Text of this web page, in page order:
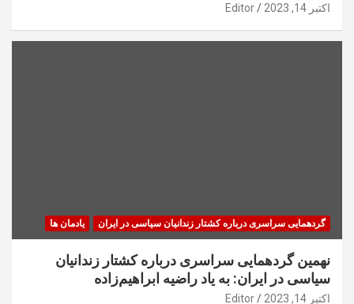
اکتبر 14, 2023 Editor
گردهمایی سراسری درباره کشتار زندانیان سیاسی در ایران یادمان ها
نهمین گردهمایی سراسری درباره کشتار زندانیان
سیاسی در ایران: به یاد راضیه ابراهیم‌زاده
اکتبر 14, 2023 Editor